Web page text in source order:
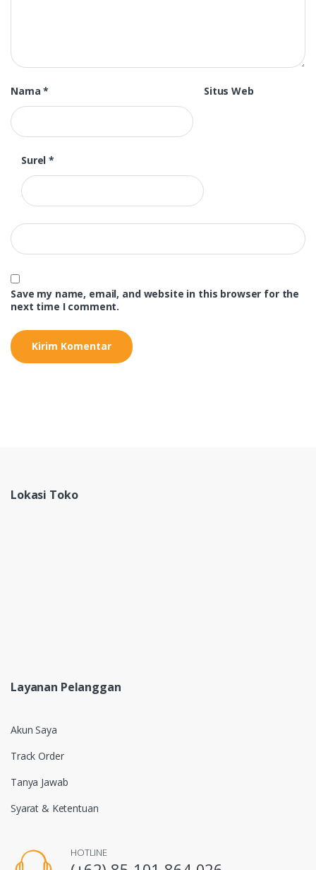
Nama*
Surel*
Situs Web
Save my name, email, and website in this browser for the
next time I comment.
Lokasi Toko
Layanan Pelanggan
Akun Saya
Track Order
Tanya Jawab
Syarat & Ketentuan
HOTLINE